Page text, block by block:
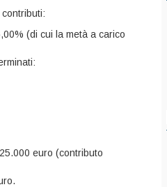
(di cui la metà a carico
euro (contributo